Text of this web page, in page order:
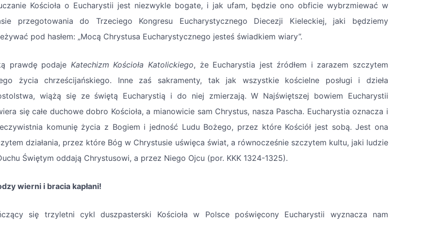
Kościoła o Eucharystii jest niezwykle bogate, i jak ufam, będzie ono obficie wybrzmiewać w
przegotowania do Trzeciego Kongresu Eucharystycznego Diecezji Kieleckiej, jaki będziemy
pod hasłem: „Mocą Chrystusa Eucharystycznego jesteś świadkiem wiary”.
prawdę podaje Katechizm Kościoła Katolickiego, że Eucharystia jest źródłem i zarazem szczytem
życia chrześcijańskiego. Inne zaś sakramenty, tak jak wszystkie kościelne posługi i dzieła
wiążą się ze świętą Eucharystią i do niej zmierzają. W Najświętszej bowiem Eucharystii
się całe duchowe dobro Kościoła, a mianowicie sam Chrystus, nasza Pascha. Eucharystia oznacza i
komunię życia z Bogiem i jedność Ludu Bożego, przez które Kościół jest sobą. Jest ona
działania, przez które Bóg w Chrystusie uświęca świat, a równocześnie szczytem kultu, jaki ludzie
Świętym oddają Chrystusowi, a przez Niego Ojcu (por. KKK 1324-1325).
wierni i bracia kapłani!
się trzyletni cykl duszpasterski Kościoła w Polsce poświęcony Eucharystii wyznacza nam